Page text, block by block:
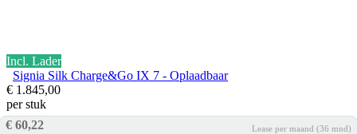
Incl. Lader
Signia Silk Charge&Go IX 7 - Oplaadbaar
€ 1.845,00
per stuk
€ 60,22
Lease per maand (36 mnd)